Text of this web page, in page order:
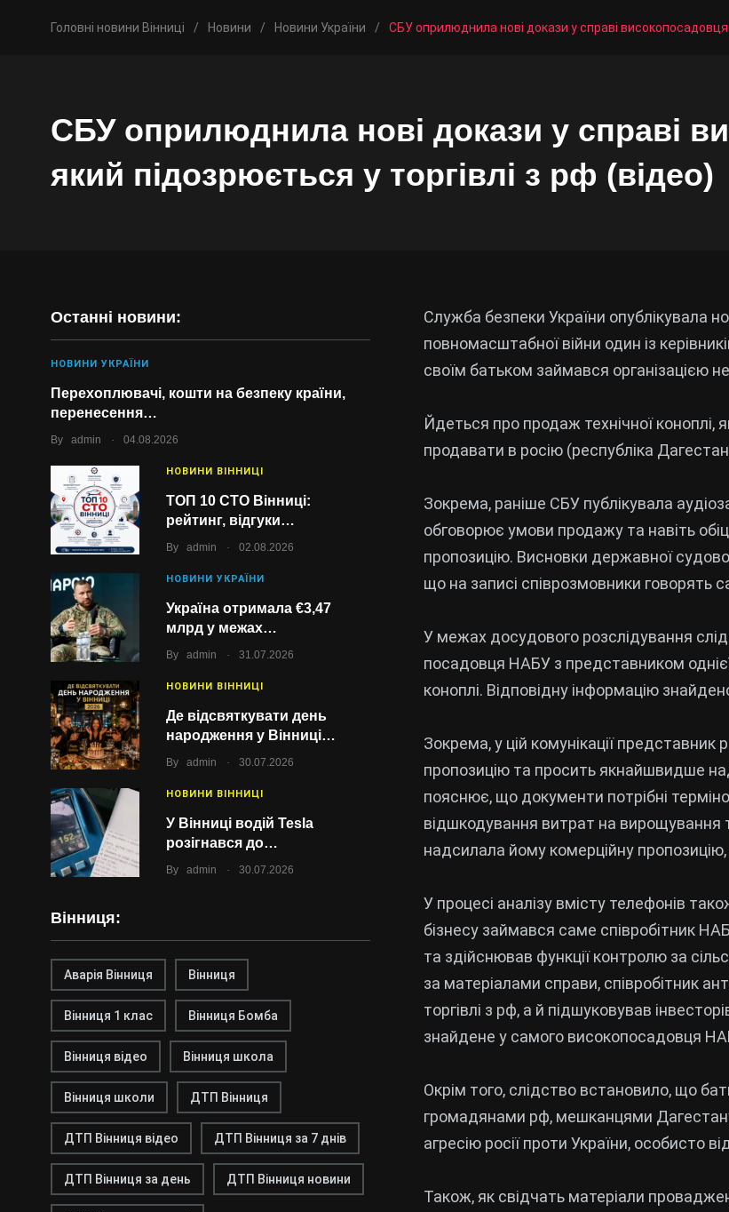
Головні новини Вінниці / Новини / Новини України / СБУ оприлюднила нові докази у справі високопосадовця
СБУ оприлюднила нові докази у справі
який підозрюється у торгівлі з рф (відео)
Останні новини:
НОВИНИ УКРАЇНИ
Перехоплювачі, кошти на безпеку країни,
перенесення…
By admin . 04.08.2026
НОВИНИ ВІННИЦІ
ТОП 10 СТО Вінниці:
рейтинг, відгуки…
By admin . 02.08.2026
НОВИНИ УКРАЇНИ
Україна отримала €3,47
млрд у межах…
By admin . 31.07.2026
НОВИНИ ВІННИЦІ
Де відсвяткувати день
народження у Вінниці…
By admin . 30.07.2026
НОВИНИ ВІННИЦІ
У Вінниці водій Tesla
розігнався до…
By admin . 30.07.2026
Вінниця:
Аварія Вінниця Вінниця
Вінниця 1 клас Вінниця Бомба
Вінниця відео Вінниця школа
Вінниця школи ДТП Вінниця
ДТП Вінниця відео ДТП Вінниця за 7 днів
ДТП Вінниця за день ДТП Вінниця новини
Служба безпеки України опублікувала
повномасштабної війни один із
своїм батьком займався організацією
Йдеться про продаж технічної коноплі,
продавати в росію (республіка
Зокрема, раніше СБУ публікувала
обговорює умови продажу та навіть
пропозицію. Висновки державної
що на записі співрозмовники говорять
У межах досудового розслідування
посадовця НАБУ з представником
коноплі. Відповідну інформацію
Зокрема, у цій комунікації
пропозицію та просить якнайшвидше
пояснює, що документи потрібні
відшкодування витрат на вирощування
надсилала йому комерційну
У процесі аналізу вмісту телефонів
бізнесу займався саме співробітник
та здійснював функції контролю за
за матеріалами справи, співробітник
торгівлі з рф, а й підшуковував
знайдене у самого високопосадовця
Окрім того, слідство встановило, що
громадянами рф, мешканцями
агресію росії проти України, особисто
Також, як свідчать матеріали